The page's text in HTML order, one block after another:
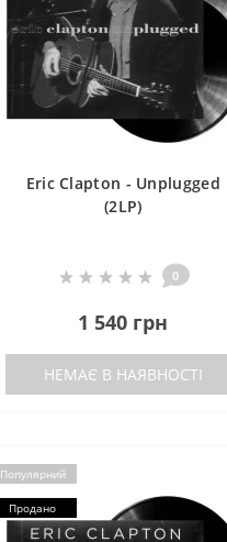
Eric Clapton - Unplugged
(2LP)
0
1 540 грн
НЕМАЄ В НАЯВНОСТІ
Популярний
Продано